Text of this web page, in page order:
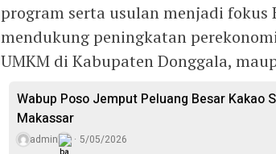
program serta usulan menjadi
mendukung peningkatan
UMKM di Kabupaten Donggala,
Wabup Poso Jemput Peluang Besar Kakao
Makassar
admin 5/05/2026